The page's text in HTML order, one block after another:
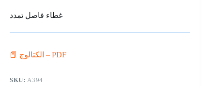
غطاء فاصل تمدد
📕 الكتالوج – PDF
SKU:A394